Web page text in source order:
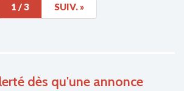
1 / 3 SUIV. »
dès qu'une annonce